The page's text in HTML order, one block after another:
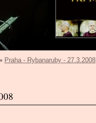
Praha - Rybanaruby - 27.3.2008